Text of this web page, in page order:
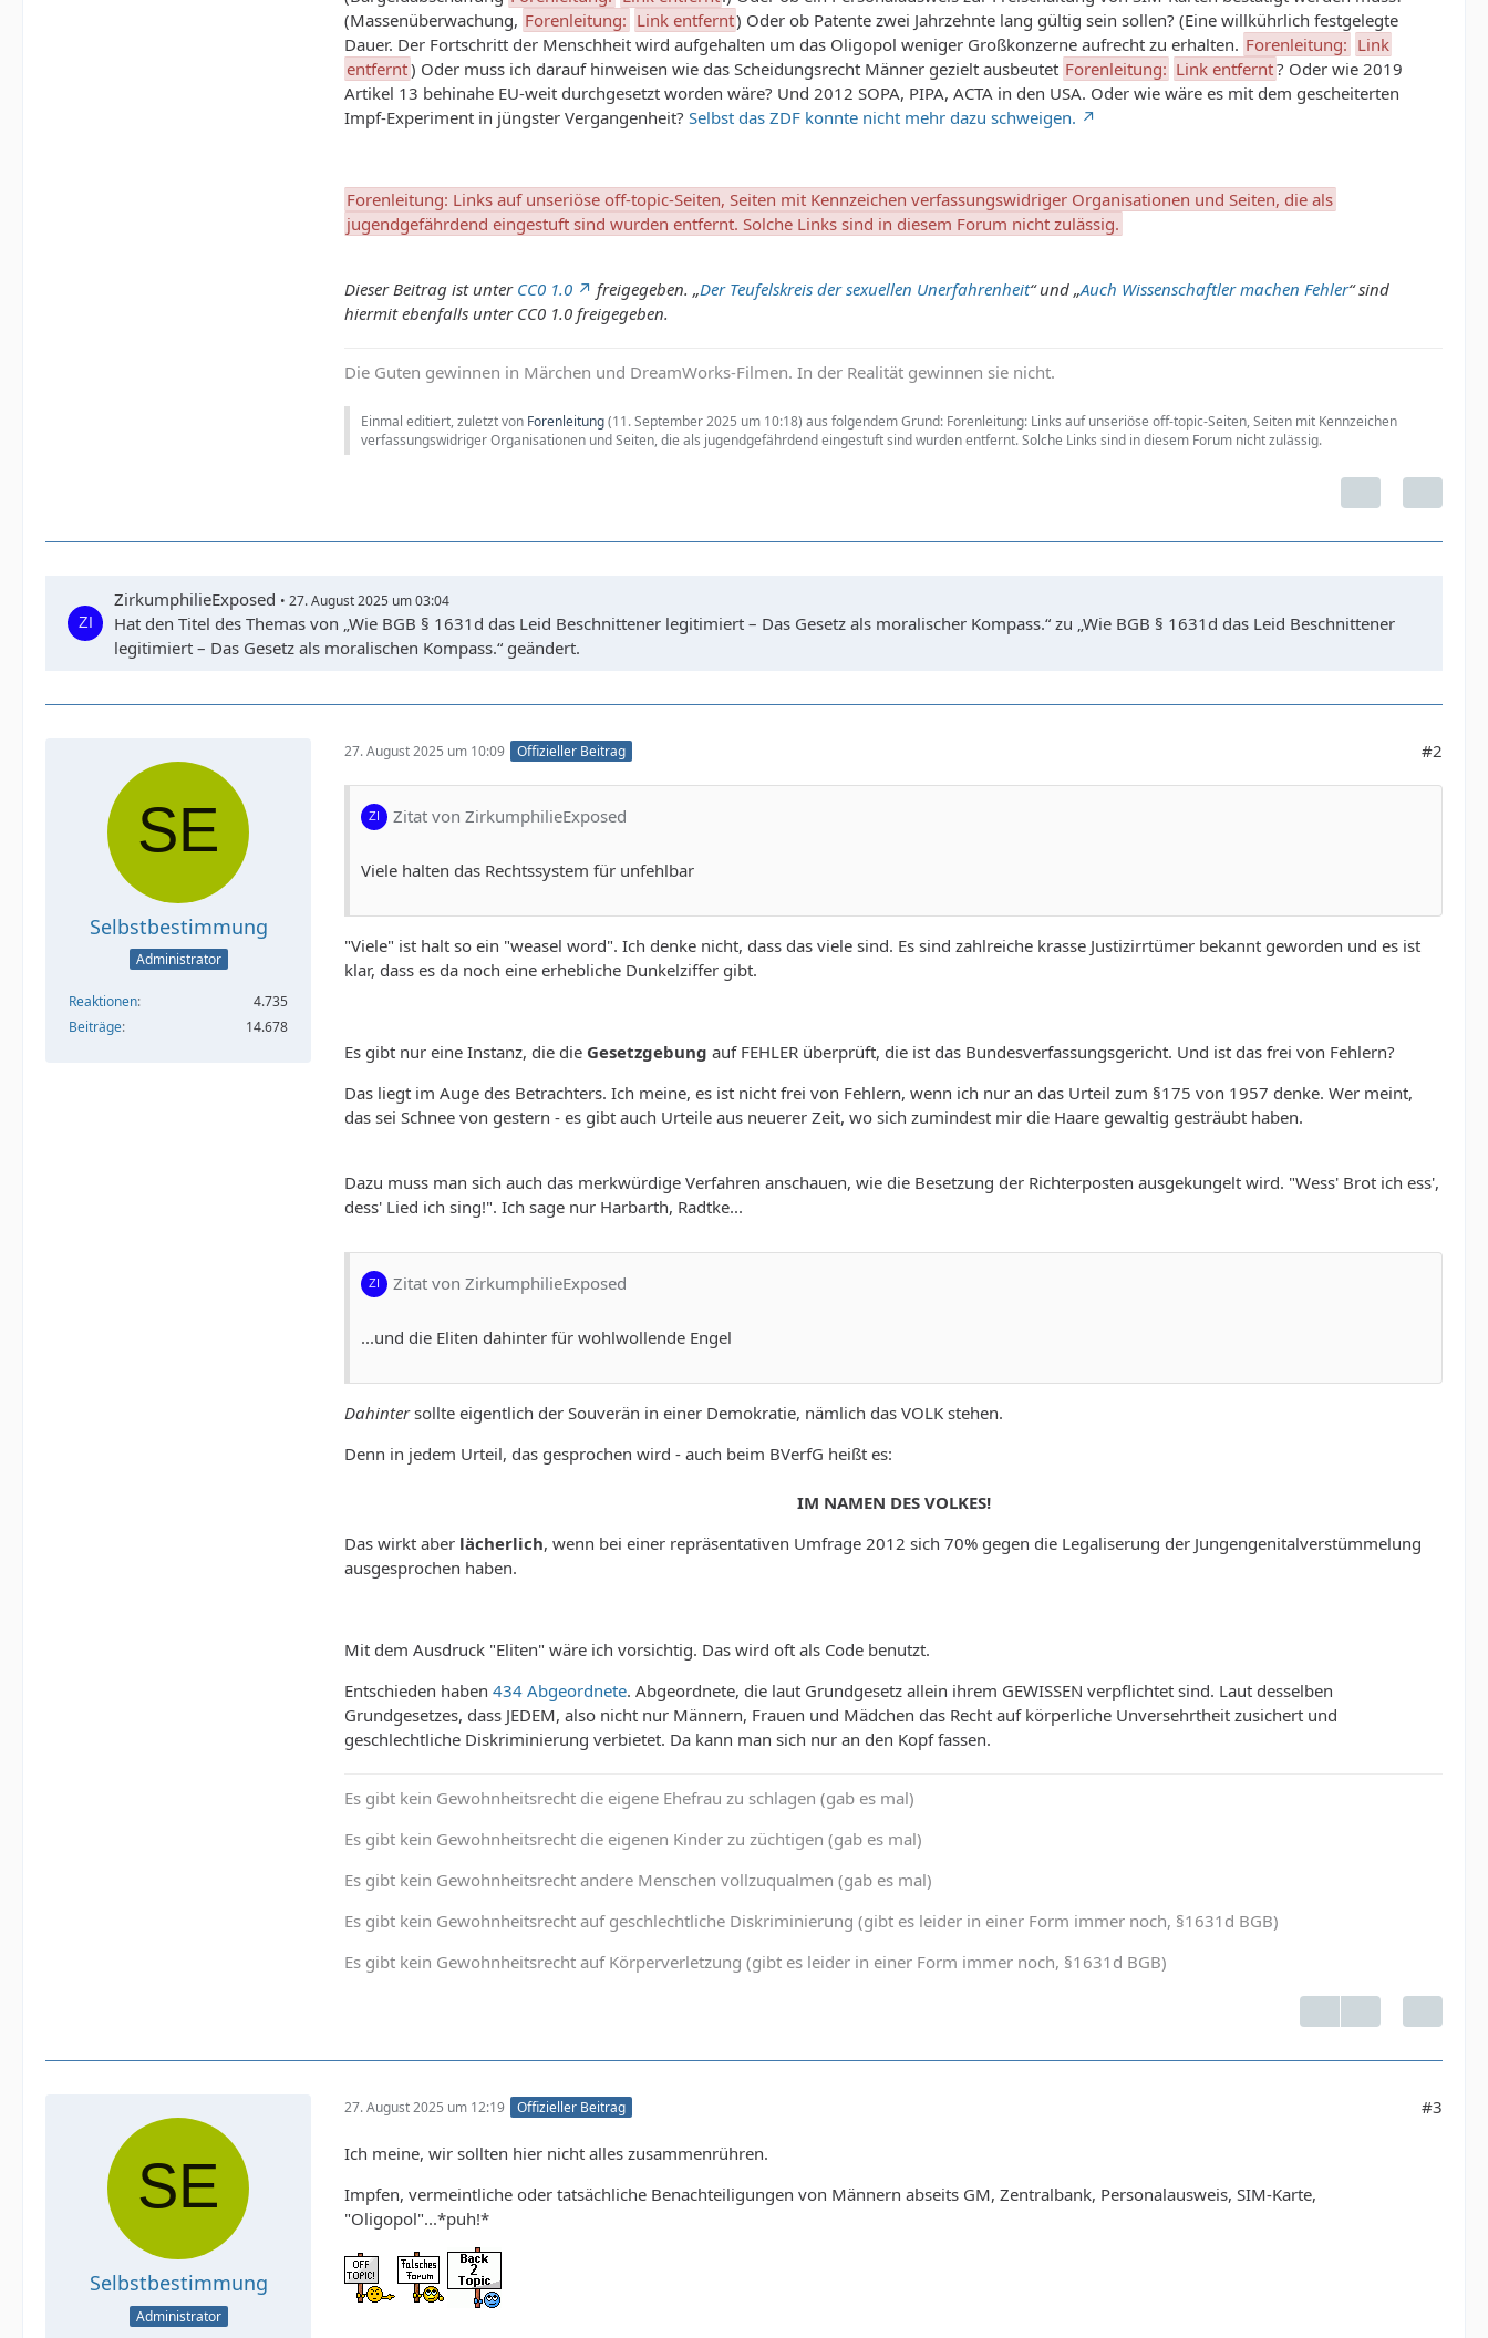
(Massenüberwachung, Forenleitung: Link entfernt) Oder ob Patente zwei Jahrzehnte lang gültig sein sollen? (Eine willkührlich festgelegte
Dauer. Der Fortschritt der Menschheit wird aufgehalten um das Oligopol weniger Großkonzerne aufrecht zu erhalten. Forenleitung: Link
entfernt) Oder muss ich darauf hinweisen wie das Scheidungsrecht Männer gezielt ausbeutet Forenleitung: Link entfernt? Oder wie 2019
Artikel 13 behinahe EU-weit durchgesetzt worden wäre? Und 2012 SOPA, PIPA, ACTA in den USA. Oder wie wäre es mit dem gescheiterten
Impf-Experiment in jüngster Vergangenheit? Selbst das ZDF konnte nicht mehr dazu schweigen.
Forenleitung: Links auf unseriöse off-topic-Seiten, Seiten mit Kennzeichen verfassungswidriger Organisationen und Seiten, die als
jugendgefährdend eingestuft sind wurden entfernt. Solche Links sind in diesem Forum nicht zulässig.
Dieser Beitrag ist unter CC0 1.0 freigegeben. „Der Teufelskreis der sexuellen Unerfahrenheit“ und „Auch Wissenschaftler machen Fehler“ sind
hiermit ebenfalls unter CC0 1.0 freigegeben.
Die Guten gewinnen in Märchen und DreamWorks-Filmen. In der Realität gewinnen sie nicht.
Einmal editiert, zuletzt von Forenleitung(11. September 2025 um 10:18) aus folgendem Grund: Forenleitung: Links auf unseriöse off-topic-Seiten, Seiten mit Kennzeichen
verfassungswidriger Organisationen und Seiten, die als jugendgefährdend eingestuft sind wurden entfernt. Solche Links sind in diesem Forum nicht zulässig.
ZirkumphilieExposed 27. August 2025 um 03:04
Hat den Titel des Themas von „Wie BGB § 1631d das Leid Beschnittener legitimiert – Das Gesetz als moralischer Kompass.“ zu „Wie BGB § 1631d das Leid Beschnittener
legitimiert – Das Gesetz als moralischen Kompass.“ geändert.
Selbstbestimmung
Administrator
Reaktionen
4.735
Beiträge
14.678
27. August 2025 um 10:09 Offizieller Beitrag #2
Zitat von ZirkumphilieExposed
Viele halten das Rechtssystem für unfehlbar
"Viele" ist halt so ein "weasel word". Ich denke nicht, dass das viele sind. Es sind zahlreiche krasse Justizirrtümer bekannt geworden und es ist
klar, dass es da noch eine erhebliche Dunkelziffer gibt.
Es gibt nur eine Instanz, die die Gesetzgebung auf FEHLER überprüft, die ist das Bundesverfassungsgericht. Und ist das frei von Fehlern?
Das liegt im Auge des Betrachters. Ich meine, es ist nicht frei von Fehlern, wenn ich nur an das Urteil zum §175 von 1957 denke. Wer meint,
das sei Schnee von gestern - es gibt auch Urteile aus neuerer Zeit, wo sich zumindest mir die Haare gewaltig gesträubt haben.
Dazu muss man sich auch das merkwürdige Verfahren anschauen, wie die Besetzung der Richterposten ausgekungelt wird. "Wess' Brot ich ess',
dess' Lied ich sing!". Ich sage nur Harbarth, Radtke...
Zitat von ZirkumphilieExposed
...und die Eliten dahinter für wohlwollende Engel
Dahintersollte eigentlich der Souverän in einer Demokratie, nämlich das VOLK stehen.
Denn in jedem Urteil, das gesprochen wird - auch beim BVerfG heißt es:
IM NAMEN DES VOLKES!
Das wirkt aber lächerlich, wenn bei einer repräsentativen Umfrage 2012 sich 70% gegen die Legaliserung der Jungengenitalverstümmelung
ausgesprochen haben.
Mit dem Ausdruck "Eliten" wäre ich vorsichtig. Das wird oft als Code benutzt.
Entschieden haben 434 Abgeordnete. Abgeordnete, die laut Grundgesetz allein ihrem GEWISSEN verpflichtet sind. Laut desselben
Grundgesetzes, dass JEDEM, also nicht nur Männern, Frauen und Mädchen das Recht auf körperliche Unversehrtheit zusichert und
geschlechtliche Diskriminierung verbietet. Da kann man sich nur an den Kopf fassen.
Es gibt kein Gewohnheitsrecht die eigene Ehefrau zu schlagen (gab es mal)
Es gibt kein Gewohnheitsrecht die eigenen Kinder zu züchtigen (gab es mal)
Es gibt kein Gewohnheitsrecht andere Menschen vollzuqualmen (gab es mal)
Es gibt kein Gewohnheitsrecht auf geschlechtliche Diskriminierung (gibt es leider in einer Form immer noch, §1631d BGB)
Es gibt kein Gewohnheitsrecht auf Körperverletzung (gibt es leider in einer Form immer noch, §1631d BGB)
Selbstbestimmung
Administrator
27. August 2025 um 12:19 Offizieller Beitrag #3
Ich meine, wir sollten hier nicht alles zusammenrühren.
Impfen, vermeintliche oder tatsächliche Benachteiligungen von Männern abseits GM, Zentralbank, Personalausweis, SIM-Karte,
"Oligopol"...*puh!*